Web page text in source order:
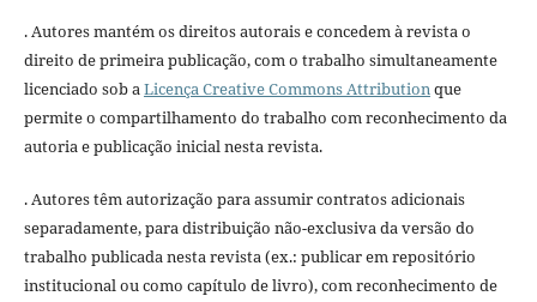
. Autores mantém os direitos autorais e concedem à revista o
direito de primeira publicação, com o trabalho simultaneamente
licenciado sob aLicença Creative Commons Attributionque
permite o compartilhamento do trabalho com reconhecimento da
autoria e publicação inicial nesta revista.
. Autores têm autorização para assumir contratos adicionais
separadamente, para distribuição não-exclusiva da versão do
trabalho publicada nesta revista (ex.: publicar em repositório
institucional ou como capítulo de livro), com reconhecimento de